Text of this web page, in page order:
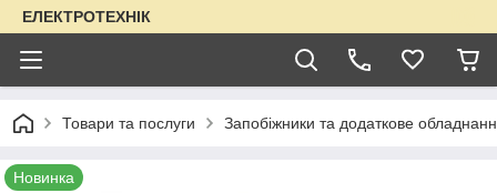
ЕЛЕКТРОТЕХНІК
Товари та послуги Запобіжники та додаткове
Новинка